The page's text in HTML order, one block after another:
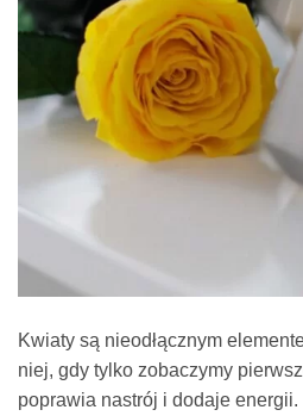
Kwiaty są nieodłącznym
niej, gdy tylko zobaczymy
poprawia nastrój i dodaje